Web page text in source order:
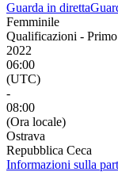
Guarda in diretta
Femminile
Qualificazioni -
2022
06:00
(UTC)
-
08:00
(Ora locale)
Ostrava
Repubblica Ceca
Informazioni sulla